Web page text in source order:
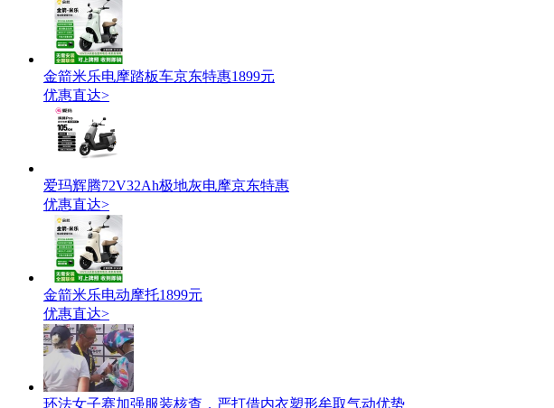
金箭米乐电摩踏板车京东特惠1899元
优惠直达>
爱玛辉腾72V32Ah极地灰电摩京东特惠
优惠直达>
金箭米乐电动摩托1899元
优惠直达>
环法女子赛加强服装核查，严打借内衣塑形牟取气动优势